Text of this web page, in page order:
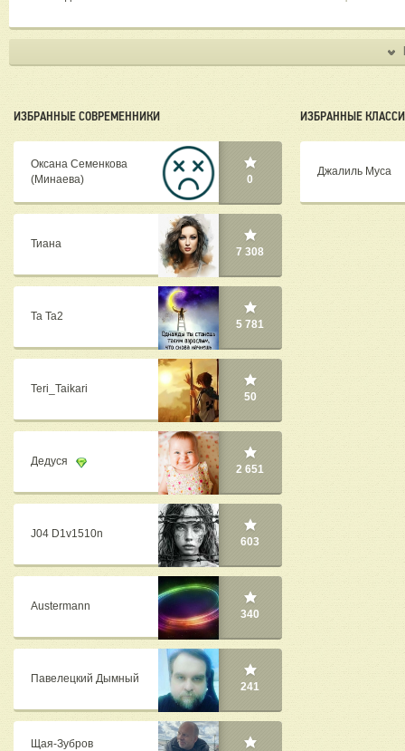
ИЗБРАННЫЕ СОВРЕМЕННИКИ
Оксана Семенкова
(Минаева)
0
Тиана
7 308
Та Та2
5 781
Teri_Taikari
50
Дедуся
2 651
J04 D1v1510n
603
Austermann
340
Павелецкий Дымный
241
Щая-Зубров
ИЗБРАННЫЕ
Джалиль Муса